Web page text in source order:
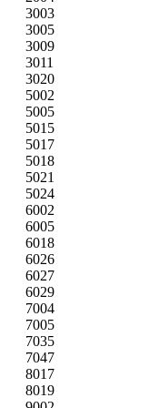
3003
3005
3009
3011
3020
5002
5005
5015
5017
5018
5021
5024
6002
6005
6018
6026
6027
6029
7004
7005
7035
7047
8017
8019